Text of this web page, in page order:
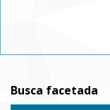
Busca facetada